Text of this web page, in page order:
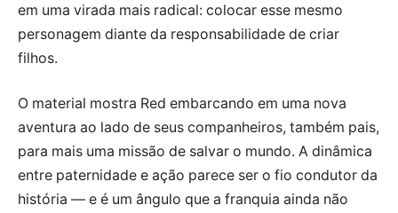
em uma virada mais radical: colocar esse mesmo
personagem diante da responsabilidade de criar
filhos.
O material mostra Red embarcando em uma nova
aventura ao lado de seus companheiros, também pais,
para mais uma missão de salvar o mundo. A dinâmica
entre paternidade e ação parece ser o fio condutor da
história — e é um ângulo que a franquia ainda não